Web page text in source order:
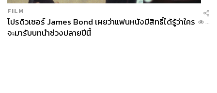
FILM
โปรดิวเซอร์ James Bond เผยว่าแฟนหนังมีสิทธิ์ได้รู้ว่าใคร
จะมารับบทนำช่วงปลายปีนี้
...